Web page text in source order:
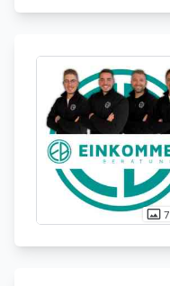
photo_size_select_actual7